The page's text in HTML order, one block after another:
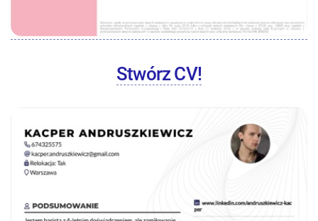
Stwórz CV!